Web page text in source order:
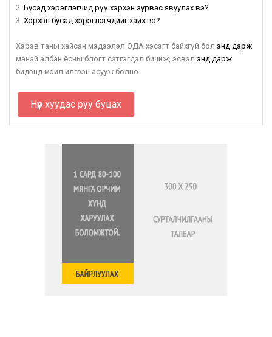
2. Бусад хэрэглэгчид рүү хэрхэн зурвас явуулах вэ?
3. Хэрхэн бусад хэрэглэгчдийг хайх вэ?
Хэрэв таны хайсан мэдээлэл ОДА хэсэгт байхгүй бол энд дарж
манай албан ёсны блогт сэтгэгдэл бичиж, эсвэл энд дарж
бидэнд мэйл илгээн асууж болно.